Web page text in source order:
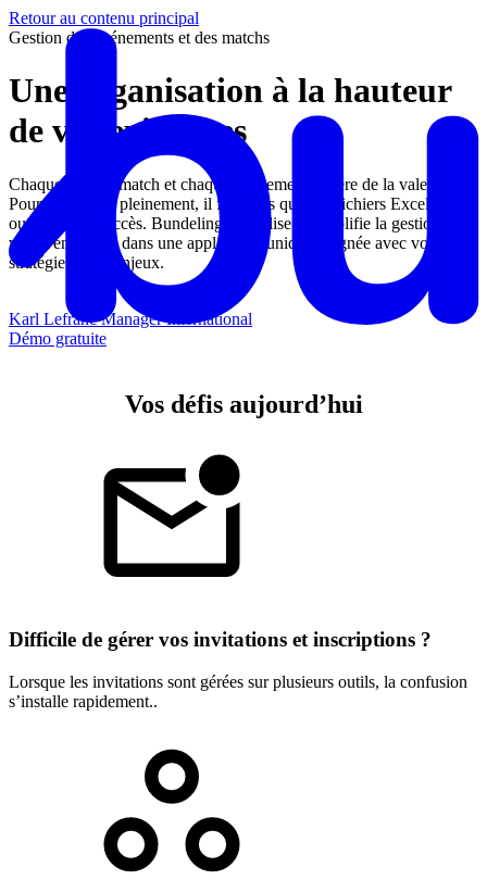
Retour au contenu principal
Gestion des événements et des matchs
Une organisation à la hauteur
de vos exigences
Chaque jour de match et chaque événement génère de la valeur.
Pour l’exploiter pleinement, il faut plus que des fichiers Excel ou des
outils en libre accès. Bundeling centralise et simplifie la gestion de
vos événements dans une application unique, alignée avec votre
stratégie et vos enjeux.
Karl Lefranc Manager International
Démo gratuite
Vos défis aujourd’hui
Difficile de gérer vos invitations et inscriptions ?
Lorsque les invitations sont gérées sur plusieurs outils, la confusion
s’installe rapidement..